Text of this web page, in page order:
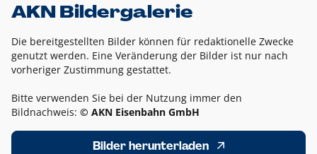
AKN Bildergalerie
Die bereitgestellten Bilder können für redaktionelle Zwecke
genutzt werden. Eine Veränderung der Bilder ist nur nach
vorheriger Zustimmung gestattet.
Bitte verwenden Sie bei der Nutzung immer den
Bildnachweis: © AKN Eisenbahn GmbH
Bilder herunterladen